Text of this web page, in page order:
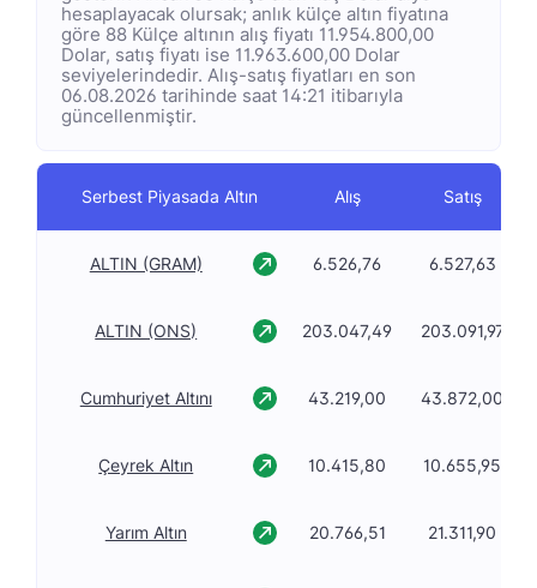
hesaplayacak olursak; anlık külçe altın fiyatına
göre 88 Külçe altının alış fiyatı 11.954.800,00
Dolar, satış fiyatı ise 11.963.600,00 Dolar
seviyelerindedir. Alış-satış fiyatları en son
06.08.2026 tarihinde saat 14:21 itibarıyla
güncellenmiştir.
Serbest Piyasada Altın Alış Satış
ALTIN (GRAM) 6.526,76 6.527,63
ALTIN (ONS) 203.047,49 203.091,97
Cumhuriyet Altını 43.219,00 43.872,00
Çeyrek Altın 10.415,80 10.655,95
Yarım Altın 20.766,51 21.311,90